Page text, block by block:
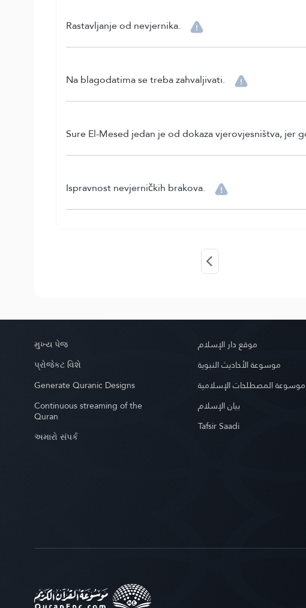
Rastavljanje od nevjernika.
Na blagodatima se treba zahvaljivati.
Sure El-Mesed jedan je od dokaza vjerovjesništva,
Ispravnost nevjerničkih brakova.
મુખ્ય પેજ
પ્રોજેકટ વિશે
Generate Quranic Designs
Continuous streaming of the
Quran
અમારો સંપર્ક
موقع دار الإسلام
موسوعة الأحاديث النبوية
موسوعة المصطلحات الإسلامية
بيان الإسلام
Tafsir Saadi